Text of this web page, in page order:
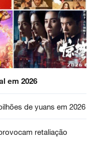
em 2026
de yuans em 2026
retaliação